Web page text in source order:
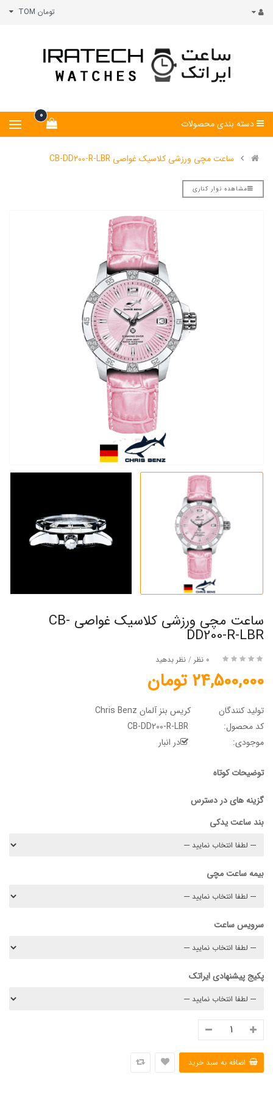
تومان TOM
0
دسته بندی محصولات
ساعت مچی ورزشی کلاسیک غواصی CB-DD200-R-LBR
مشاهده نوار کناری
ساعت مچی ورزشی کلاسیک غواصی CB-
DD200-R-LBR
0 نظر / نظر بدهید
24,500,000 تومان
تولید کنندگان
کریس بنز آلمان Chris Benz
کد محصول:
موجودی:
در انبار
توضیحات کوتاه
گزینه های در دسترس
بند ساعت یدکی
بیمه ساعت مچی
سرویس ساعت
پکیج پیشنهادی ایراتک